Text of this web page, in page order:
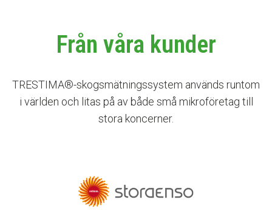
Från våra kunder
TRESTIMA®-skogsmätningssystem används runtom
i världen och litas på av både små mikroföretag till
stora koncerner.